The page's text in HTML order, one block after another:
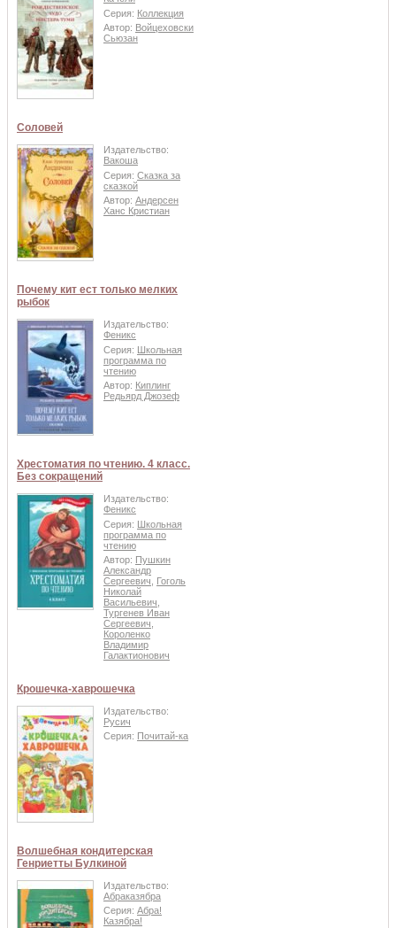
Серия: Коллекция
Автор: Войцеховски
Сьюзан
Соловей
Издательство:
Вакоша
Серия: Сказка за
сказкой
Автор: Андерсен
Ханс Кристиан
Почему кит ест только мелких
рыбок
Издательство:
Феникс
Серия: Школьная
программа по
чтению
Автор: Киплинг
Редьярд Джозеф
Хрестоматия по чтению. 4 класс.
Без сокращений
Издательство:
Феникс
Серия: Школьная
программа по
чтению
Автор: Пушкин
Александр
Сергеевич
Гоголь
Николай
Васильевич
Тургенев Иван
Сергеевич
Короленко
Владимир
Галактионович
Крошечка-хаврошечка
Издательство:
Русич
Серия: Почитай-ка
Волшебная кондитерская
Генриетты Булкиной
Издательство:
Абраказябра
Серия: Абра!
Казябра!